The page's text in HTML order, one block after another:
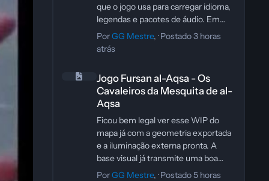
que o jogo usa para carregar idioma,
legendas e pacotes de áudio. Em
alguns casos, o mod de tradução foi
feito para outra versão do jogo, ou
voz na versão da Epic.
O primeiro passo é remover a
tradução e verificar os arquivos do
jogo pela Epic para restaurar tudo ao
padrão. Depois, teste o jogo sem
nenhum mod. Se o áudio voltar, o
problema está na tradução ou na
forma de instalação dela, não no jogo
PorGG Mestre, ·Postado3 horas
atrás
Jogo Fursan al-Aqsa - Os
Cavaleiros da Mesquita de al-
Aqsa
Ficou bem legal ver esse WIP do
mapa já com a geometria exportada
e a iluminação externa pronta. A
base visual já transmite uma boa
leitura de espaço, e o próximo passo
PorGG Mestre, ·Postado5 horas